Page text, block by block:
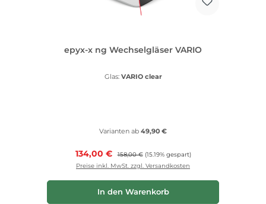
epyx-x ng Wechselgläser VARIO
Glas: VARIO clear
Varianten ab 49,90 €
Verkaufspreis:
134,00 € Regulärer Preis:
158,00 € (15.19% gespart)
Preise inkl. MwSt. zzgl. Versandkosten
In den Warenkorb